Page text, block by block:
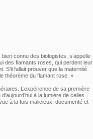
connu des biologistes, s’appelle
des flamants roses, qui perdent leur
S’il fallait prouver que la maternité
théorème du flamant rose. »
L’expérience de sa première
à la lumière de celles
à la fois malicieux, documenté et